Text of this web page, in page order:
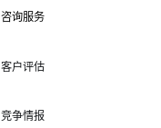
咨询服务
客户评估
竞争情报